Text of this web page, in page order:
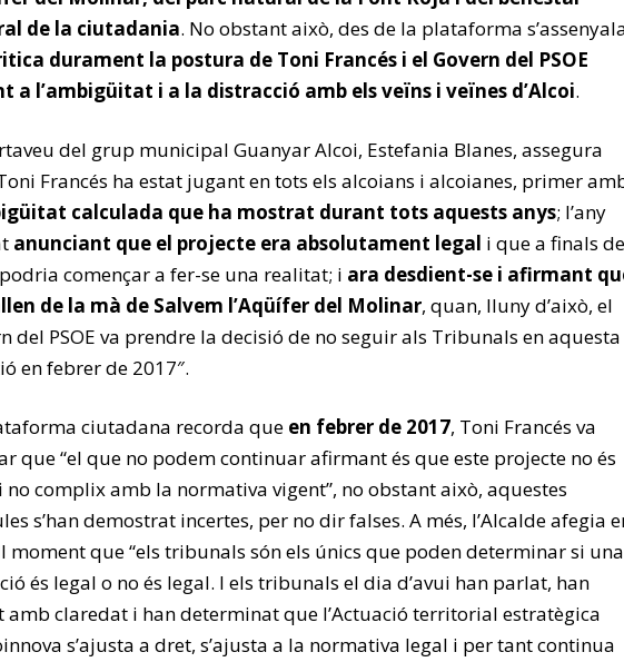
de la ciutadania. No obstant això, des de la plataforma
durament la postura de Toni Francés i el Govern del PSOE
a l’ambigüitat i a la distracció amb els veïns i veïnes d’Alcoi.
del grup municipal Guanyar Alcoi, Estefania Blanes, assegura
Francés ha estat jugant en tots els alcoians i alcoianes, primer
calculada que ha mostrat durant tots aquests anys; l’any
anunciant que el projecte era absolutament legal i que a finals
començar a fer-se una realitat; i ara desdient-se i afirmant
de la mà de Salvem l’Aqüífer del Molinar, quan, lluny d’això, el
del PSOE va prendre la decisió de no seguir als Tribunals en aquesta
en febrer de 2017″.
ciutadana recorda que en febrer de 2017, Toni Francés va
que “el que no podem continuar afirmant és que este projecte no és
no complix amb la normativa vigent”, no obstant això, aquestes
s’han demostrat incertes, per no dir falses. A més, l’Alcalde afegia
moment que “els tribunals són els únics que poden determinar si una
és legal o no és legal. I els tribunals el dia d’avui han parlat, han
amb claredat i han determinat que l’Actuació territorial estratègica
s’ajusta a dret, s’ajusta a la normativa legal i per tant continua